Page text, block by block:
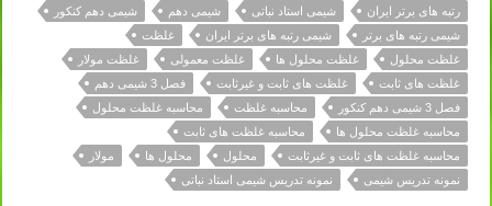
رتبه های برتر ایران
شیمی استاد نباتی شیمی دهم
شیمی دهم کنکور
شیمی رتبه های برتر
شیمی رتبه های برتر ایران
غلظت
غلظت محلول
غلظت محلول ها غلظت معمولی
غلظت مولار
غلظت های ثابت
غلظت های ثابت و غیرثابت
فصل 3 شیمی دهم
فصل 3 شیمی دهم کنکور
محاسبه غلظت
محاسبه غلظت محلول
محاسبه غلظت محلول ها
محاسبه غلظت های ثابت
محاسبه غلظت های ثابت و غیرثابت
محلول محلول ها
مولار
نمونه تدریس شیمی
نمونه تدریس شیمی استاد نباتی